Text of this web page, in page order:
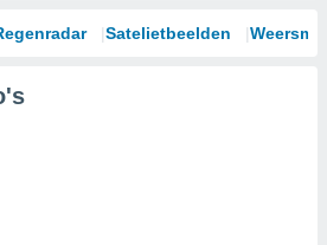
Satelietbeelden